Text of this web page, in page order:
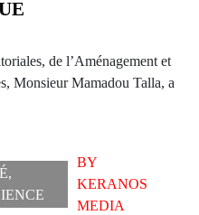
de l’Aménagement et
Monsieur Mamadou Talla, a
,
BY
KERANOS
MEDIA